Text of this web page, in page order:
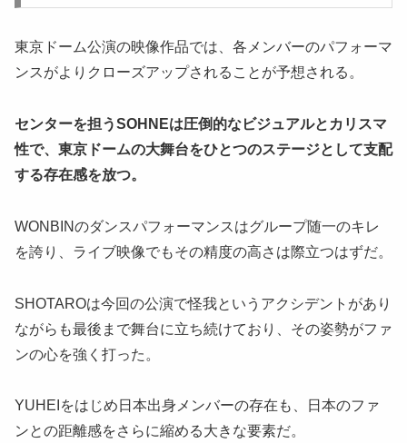
東京ドーム公演の映像作品では、各メンバーのパフォーマ
ンスがよりクローズアップされることが予想される。
センターを担うSOHNEは圧倒的なビジュアルとカリスマ
性で、東京ドームの大舞台をひとつのステージとして支配
する存在感を放つ。
WONBINのダンスパフォーマンスはグループ随一のキレ
を誇り、ライブ映像でもその精度の高さは際立つはずだ。
SHOTAROは今回の公演で怪我というアクシデントがあり
ながらも最後まで舞台に立ち続けており、その姿勢がファ
ンの心を強く打った。
YUHEIをはじめ日本出身メンバーの存在も、日本のファ
ンとの距離感をさらに縮める大きな要素だ。